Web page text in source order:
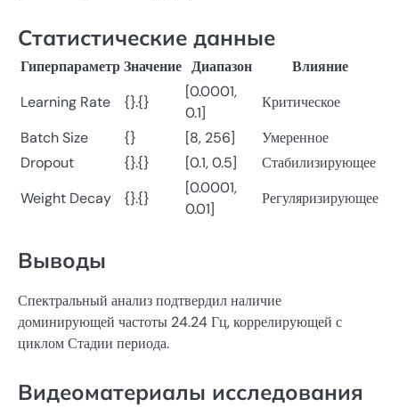
Статистические данные
ГиперпараметрЗначение Диапазон
Влияние
Learning Rate
{}.{}
[0.0001,
0.1]
Критическое
Batch Size
{} [8, 256]
Умеренное
Dropout
{}.{} [0.1, 0.5]
Стабилизирующее
Weight Decay
{}.{}
[0.0001,
0.01]
Регуляризирующее
Выводы
Спектральный анализ подтвердил наличие
доминирующей частоты 24.24 Гц, коррелирующей с
циклом Стадии периода.
Видеоматериалы исследования